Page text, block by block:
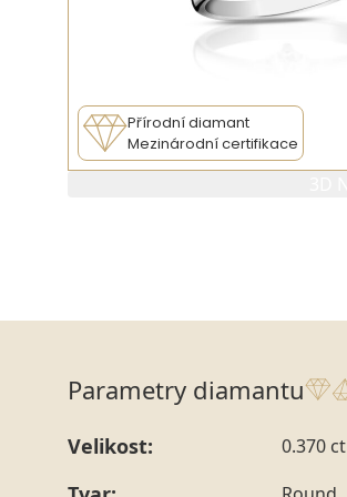
Přírodní diamant
Mezinárodní certifikace
Parametry diamantu
Velikost: 0.370 ct